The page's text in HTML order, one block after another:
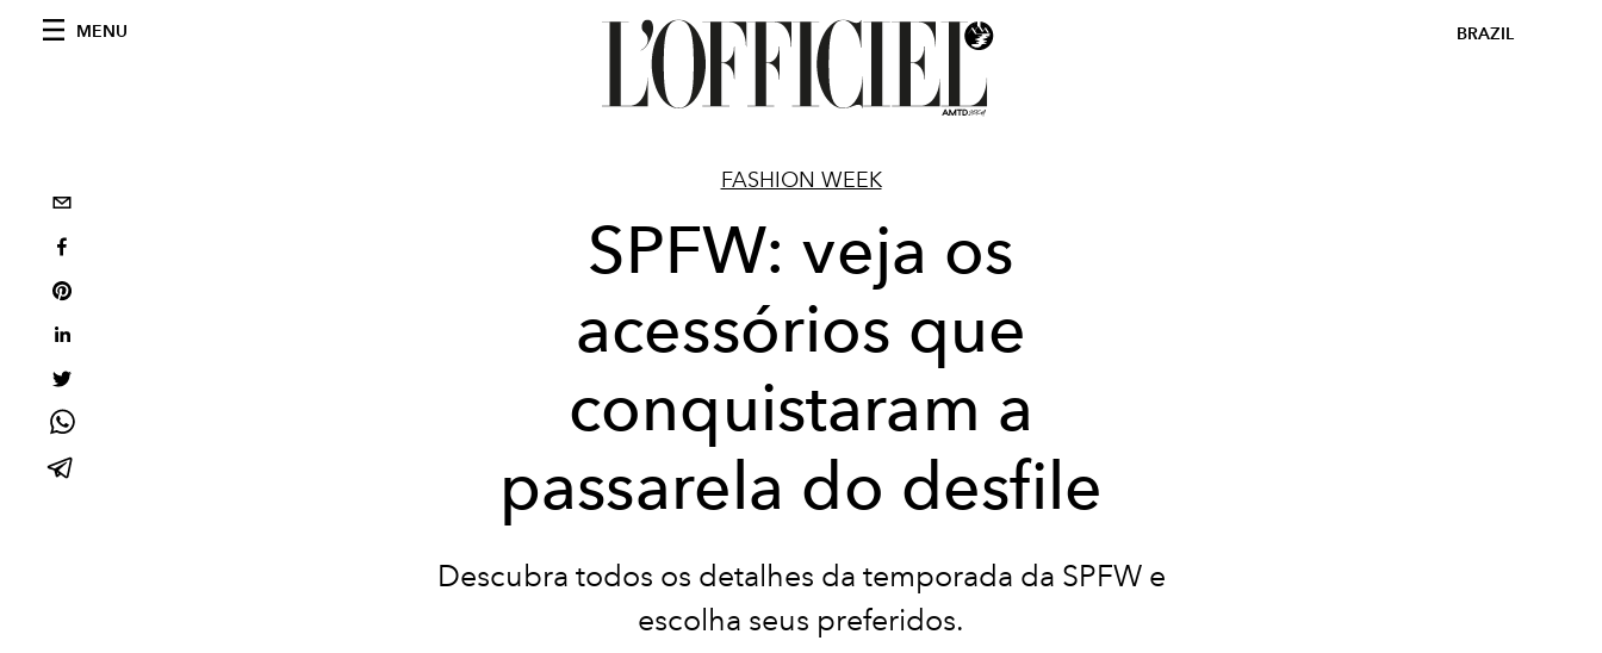
MENU BRAZIL
FASHION WEEK
SPFW: veja os
acessórios que
conquistaram a
passarela do desfile
Descubra todos os detalhes da temporada da SPFW e
escolha seus preferidos.